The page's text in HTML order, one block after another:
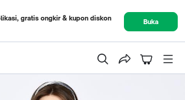
gratis ongkir & kupon diskon
Buka